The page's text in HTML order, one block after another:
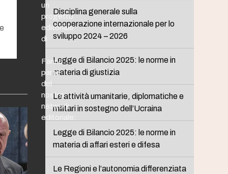
Disciplina generale sulla
cooperazione internazionale per lo
sviluppo 2024 – 2026
Legge di Bilancio 2025: le norme in
materia di giustizia
Le attività umanitarie, diplomatiche e
militari in sostegno dell’Ucraina
Legge di Bilancio 2025: le norme in
materia di affari esteri e difesa
Le Regioni e l’autonomia differenziata
un
progetto
editoriale
di
Fanno
parte
del
nostro
network
editoriale: